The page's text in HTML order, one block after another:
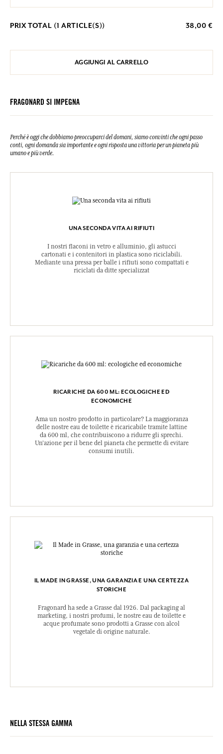
PRIX TOTAL (1 ARTICLE(S)) 38,00 €
AGGIUNGI AL CARRELLO
FRAGONARD SI IMPEGNA
Perché è oggi che dobbiamo preoccuparci del domani, siamo convinti che ogni passo
conti, ogni domanda sia importante e ogni risposta una vittoria per un pianeta più
umano e più verde.
UNA SECONDA VITA AI RIFIUTI
I nostri flaconi in vetro e alluminio, gli astucci
cartonati e i contenitori in plastica sono riciclabili.
Mediante una pressa per balle i rifiuti sono compattati e
riciclati da ditte specializzat
RICARICHE DA 600 ML: ECOLOGICHE ED
ECONOMICHE
Ama un nostro prodotto in particolare? La maggioranza
delle nostre eau de toilette è ricaricabile tramite lattine
da 600 ml, che contribuiscono a ridurre gli sprechi.
Un'azione per il bene del pianeta che permette di evitare
consumi inutili.
IL MADE IN GRASSE, UNA GARANZIA E UNA CERTEZZA
STORICHE
Fragonard ha sede a Grasse dal 1926. Dal packaging al
marketing, i nostri profumi, le nostre eau de toilette e
acque profumate sono prodotti a Grasse con alcol
vegetale di origine naturale.
NELLA STESSA GAMMA